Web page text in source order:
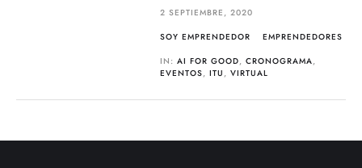
2 SEPTIEMBRE, 2020
SOY EMPRENDEDOR
EMPRENDEDORES
IN:AI FOR GOOD,CRONOGRAMA,
EVENTOS,ITU ,VIRTUAL